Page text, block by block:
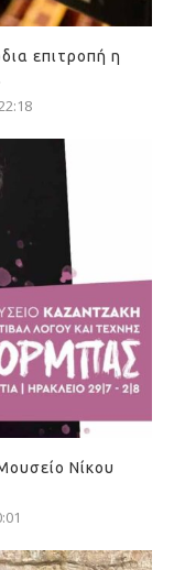
επιτροπή η
Νίκου